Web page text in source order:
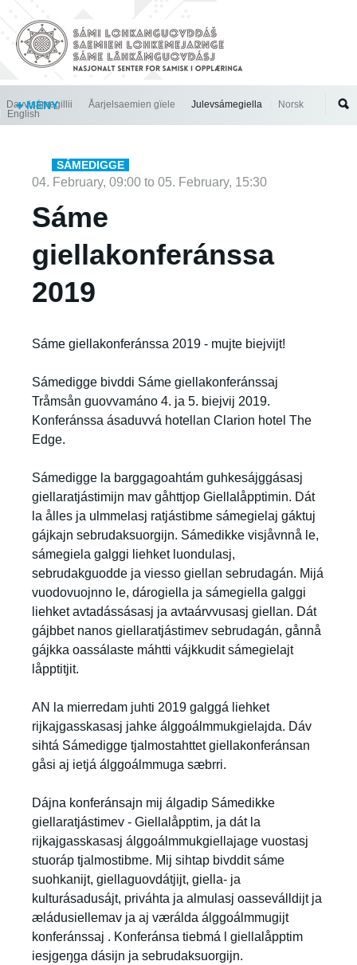
MENY
Davvisámegillii Åarjelsaemien gïele Julevsámegiella
Norsk
English
SÁMEDIGGE
04. February, 09:00 to 05. February, 15:30
Sáme
giellakonferánssa
2019
Sáme giellakonferánssa 2019 - mujte biejvijt!
Sámedigge bivddi Sáme giellakonferánssaj
Tråmsån guovvamáno 4. ja 5. biejvij 2019.
Konferánssa ásaduvvá hotellan Clarion hotel The
Edge.
Sámedigge la barggagoahtám guhkesájggásasj
giellaratjástimijn mav gåhttjop Giellalåpptimin. Dát
la ålles ja ulmmelasj ratjástibme sámegielaj gáktuj
gájkajn sebrudaksuorgijn. Sámedikke visjåvnnå le,
sámegiela galggi liehket luondulasj,
sebrudakguodde ja viesso giellan sebrudagán. Mijá
vuodovuojnno le, dárogiella ja sámegiella galggi
liehket avtadássásasj ja avtaárvvusasj giellan. Dát
gájbbet nanos giellaratjástimev sebrudagán, gånnå
gájkka oassálaste máhtti vájkkudit sámegielajt
låpptitjit.
AN la mierredam juhti 2019 galggá liehket
rijkajgasskasasj jahke álggoálmmukgielajda. Dáv
sihtá Sámedigge tjalmostahttet giellakonferánsan
gåsi aj ietjá álggoálmmuga sæbrri.
Dájna konferánsajn mij álgadip Sámedikke
giellaratjástimev - Giellalåpptim, ja dát la
rijkajgasskasasj álggoálmmukgiellajage vuostasj
stuoráp tjalmostibme. Mij sihtap bivddit sáme
suohkanijt, giellaguovdátjijt, giella- ja
kulturásadusájt, priváhta ja almulasj oasseválldijt ja
æládusiellemav ja aj værálda álggoálmmugijt
konferánssaj . Konferánsa tiebmá l giellalåpptim
iesjgeŋga dásijn ja sebrudaksuorgijn.